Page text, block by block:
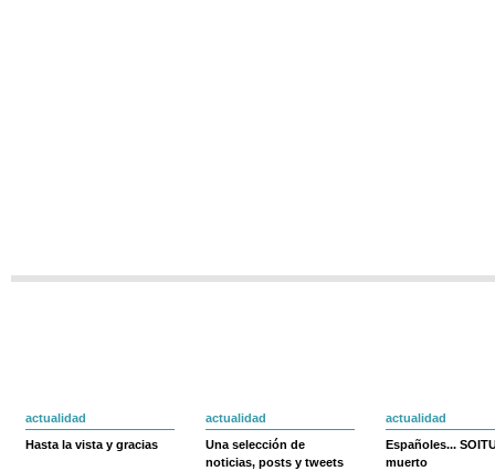
actualidad
Hasta la vista y gracias
actualidad
Una selección de
noticias, posts y tweets
actualidad
Españoles...
muerto